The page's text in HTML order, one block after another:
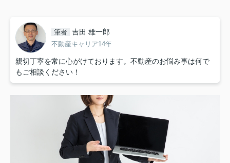
筆者 吉田 雄一郎
不動産キャリア14年
親切丁寧を常に心がけております。不動産のお悩み事は何で
もご相談ください！